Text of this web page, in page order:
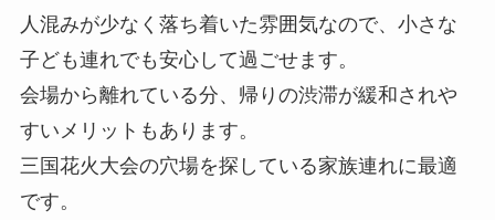
人混みが少なく落ち着いた雰囲気なので、小さな
子ども連れでも安心して過ごせます。
会場から離れている分、帰りの渋滞が緩和されや
すいメリットもあります。
三国花火大会の穴場を探している家族連れに最適
です。